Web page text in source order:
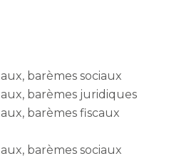
barèmes sociaux
barèmes juridiques
barèmes fiscaux
barèmes sociaux